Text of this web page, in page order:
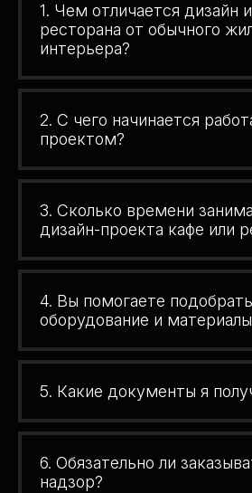
1. Чем отличается дизайн
ресторана от обычного
интерьера?
2. С чего начинается
проектом?
3. Сколько времени
дизайн-проекта кафе или
4. Вы помогаете
оборудование и
5. Какие документы я
6. Обязательно ли
надзор?